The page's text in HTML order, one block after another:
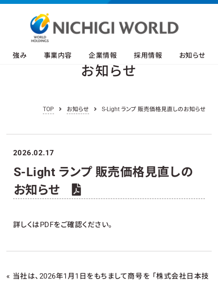
強み 事業内容 企業情報 採用情報 お知らせ
お知らせ
TOP お知らせ S-Light ランプ 販売価格見直しのお知らせ
2026.02.17
S-Light ランプ 販売価格見直しの
お知らせ
詳しくはPDFをご確認ください。
« 当社は、2026年1月1日をもちまして商号を 「株式会社日本技